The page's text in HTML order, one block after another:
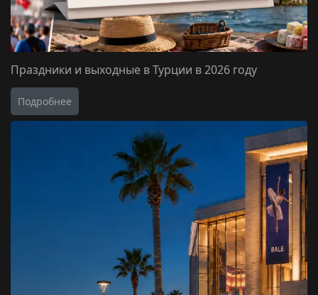
Праздники и выходные в Турции в 2026 году
Подробнее